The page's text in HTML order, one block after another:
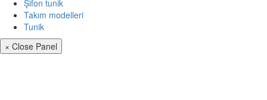
Şifon tunik
Takım modelleri
Tunik
× Close Panel